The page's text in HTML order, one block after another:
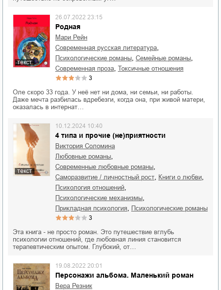
текст
Родная
26.07.2022 23:15
Мари Рейн
современная русская литература
психологические романы семейные романы
современная проза токсичные отношения
3
Оле скоро 33 года. У неё нет ни дома, ни семьи, ни работы.
Даже мечта разбилась вдребезги, когда она, при живой матери,
оказалась в интернат…
текст
4 типа и прочие (не)приятности
10.12.2024 10:40
Виктория Соломина
любовные романы
современные любовные романы
саморазвитие / личностный рост книги о любви
психология отношений
психологические механизмы
прикладная психология психологические романы
3
Эта книга - не просто роман. Это путешествие вглубь
психологии отношений, где любовная линия становится
терапевтическим опытом. Глубокий, от…
Персонажи альбома. Маленький роман
19.08.2022 20:01
Вера Резник